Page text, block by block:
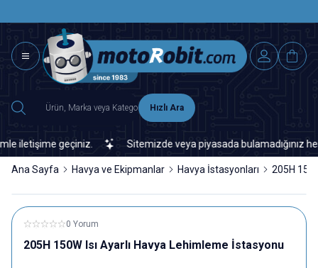
Hızlı Ara
geçiniz. Sitemizde veya piyasada bulamadığınız her
Ana Sayfa Havya ve Ekipmanlar Havya İstasyonları 205H
0 Yorum
205H 150W Isı Ayarlı Havya Lehimleme İstasyonu